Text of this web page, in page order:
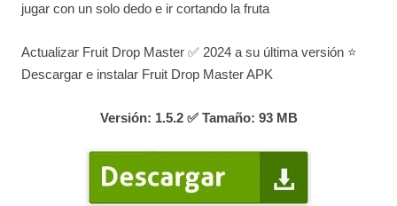
jugar con un solo dedo e ir cortando la fruta
Actualizar Fruit Drop Master ✅ 2024 a su última versión ⭐
Descargar e instalar Fruit Drop Master APK
Versión: 1.5.2 ✅ Tamaño: 93 MB